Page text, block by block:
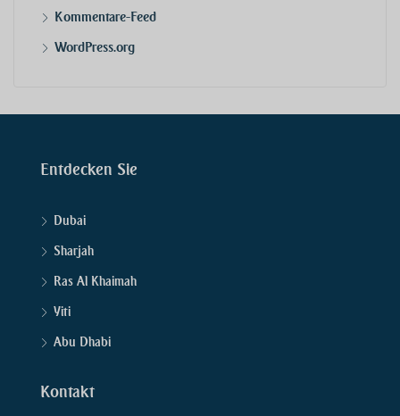
Kommentare-Feed
WordPress.org
Entdecken Sie
Dubai
Sharjah
Ras Al Khaimah
Yiti
Abu Dhabi
Kontakt